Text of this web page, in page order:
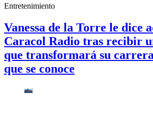
Entretenimiento
Vanessa de la Torre le dice
Caracol Radio tras recibir
que transformará su
que se conoce